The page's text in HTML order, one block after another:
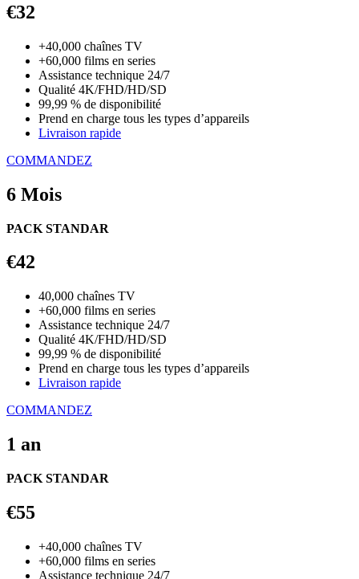
€32
+40,000 chaînes TV
+60,000 films en series
Assistance technique 24/7
Qualité 4K/FHD/HD/SD
99,99 % de disponibilité
Prend en charge tous les types d’appareils
Livraison rapide
COMMANDEZ
6 Mois
PACK STANDAR
€42
40,000 chaînes TV
+60,000 films en series
Assistance technique 24/7
Qualité 4K/FHD/HD/SD
99,99 % de disponibilité
Prend en charge tous les types d’appareils
Livraison rapide
COMMANDEZ
1 an
PACK STANDAR
€55
+40,000 chaînes TV
+60,000 films en series
Assistance technique 24/7